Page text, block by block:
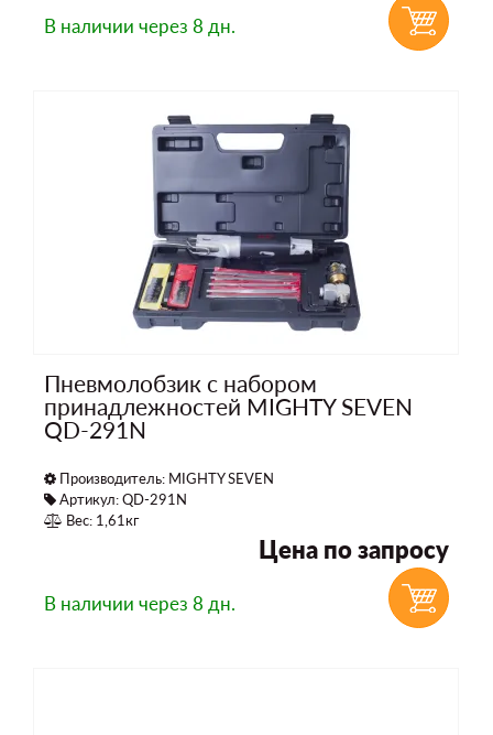
В наличии через 8 дн.
Пневмолобзик с набором
принадлежностей MIGHTY SEVEN
QD-291N
Производитель: MIGHTY SEVEN
Артикул: QD-291N
Вес: 1,61кг
Цена по запросу
В наличии через 8 дн.